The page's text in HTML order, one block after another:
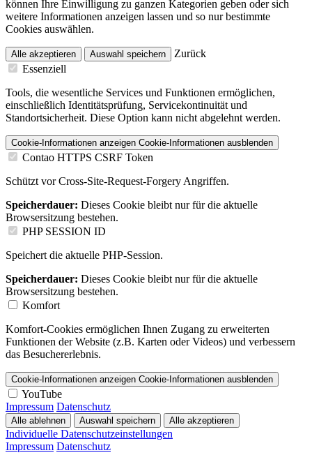
können Ihre Einwilligung zu ganzen Kategorien geben oder sich
weitere Informationen anzeigen lassen und so nur bestimmte
Cookies auswählen.
Alle akzeptieren Auswahl speichern
Zurück
Essenziell
Tools, die wesentliche Services und Funktionen ermöglichen,
einschließlich Identitätsprüfung, Servicekontinuität und
Standortsicherheit. Diese Option kann nicht abgelehnt werden.
Cookie-Informationen anzeigen Cookie-Informationen ausblenden
Contao HTTPS CSRF Token
Schützt vor Cross-Site-Request-Forgery Angriffen.
Speicherdauer: Dieses Cookie bleibt nur für die aktuelle
Browsersitzung bestehen.
PHP SESSION ID
Speichert die aktuelle PHP-Session.
Speicherdauer: Dieses Cookie bleibt nur für die aktuelle
Browsersitzung bestehen.
Komfort
Komfort-Cookies ermöglichen Ihnen Zugang zu erweiterten
Funktionen der Website (z.B. Karten oder Videos) und verbessern
das Besuchererlebnis.
Cookie-Informationen anzeigen Cookie-Informationen ausblenden
YouTube
Impressum Datenschutz
Alle ablehnen Auswahl speichern Alle akzeptieren
Individuelle Datenschutzeinstellungen
Impressum Datenschutz